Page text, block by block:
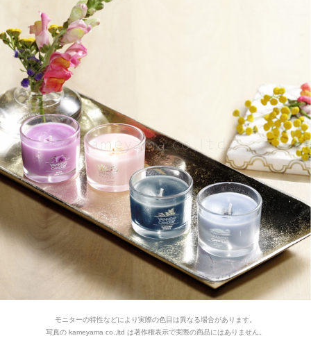
モニターの特性などにより実際の色目は異なる場合があります。
写真の kameyama co.,ltd は著作権表示で実際の商品にはありません。